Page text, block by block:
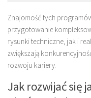
Znajomość tych
przygotowanie
rysunki techniczne, jak i
zwiększają
rozwoju kariery.
Jak rozwijać się